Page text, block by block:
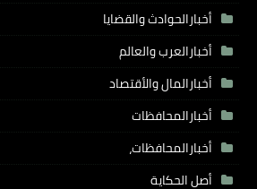
أخبارالحوادث والقضايا
أخبارالعرب والعالم
أخبارالمال والأقتصاد
أخبارالمحافظات
أخبارالمحافظات،
أصل الحكاية